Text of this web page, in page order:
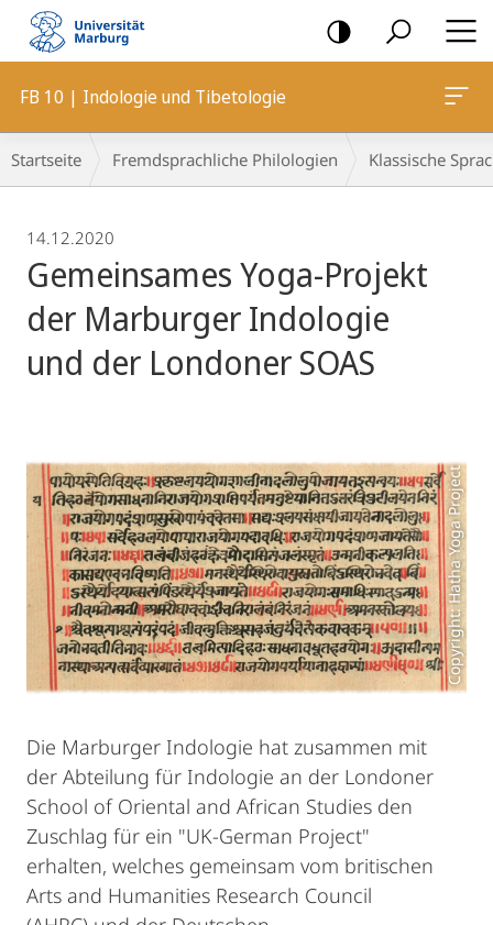
Mobile-
Navigation
FB 10 | Indologie und Tibetologie
Breadcrumb-
Navigation
Startseite Fremdsprachliche Philologien Klassische
14.12.2020
Gemeinsames Yoga-Projekt
der Marburger Indologie
und der Londoner SOAS
Copyright: Hatha Yoga Project
Die Marburger Indologie hat zusammen mit
der Abteilung für Indologie an der Londoner
School of Oriental and African Studies den
Zuschlag für ein "UK-German Project"
erhalten, welches gemeinsam vom britischen
Arts and Humanities Research Council